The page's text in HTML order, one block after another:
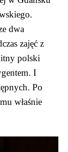
dwa
zajęć z
polski
I
Po
właśnie